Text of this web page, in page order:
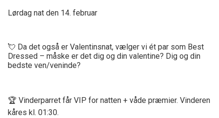
Lørdag nat den 14. februar
💘 Da det også er Valentinsnat, vælger vi ét par som Best
Dressed – måske er det dig og din valentine? Dig og din
bedste ven/veninde?
🏆 Vinderparret får VIP for natten + våde præmier. Vinderen
kåres kl. 01:30.